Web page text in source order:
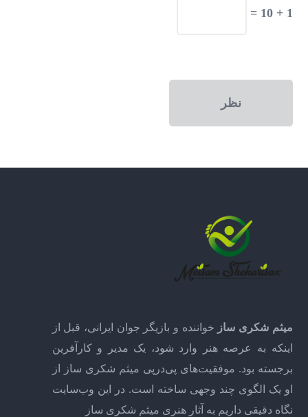
1 + 10 =
میثم شکری ساز خواننده و بازیگر جوان ایرانی، قبل از
اینکه به عرصه هنر وارد شود، یک مدیر و کارآفرین
برجسته بود. موفقیت‌های پی‌درپی میثم شکری ساز از
او یک الگوی چند وجهی ساخته است. در این وب‌سایت
نگاه دقیقی داریم به آثار هنری میثم شکری ساز